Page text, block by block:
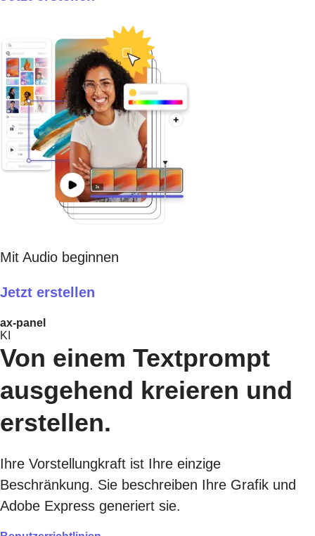
Mit Audio beginnen
Jetzt erstellen​
ax-panel
KI
Von einem Textprompt
ausgehend kreieren und
erstellen.
Ihre Vorstellungkraft ist Ihre einzige
Beschränkung. Sie beschreiben Ihre Grafik und
Adobe Express generiert sie.